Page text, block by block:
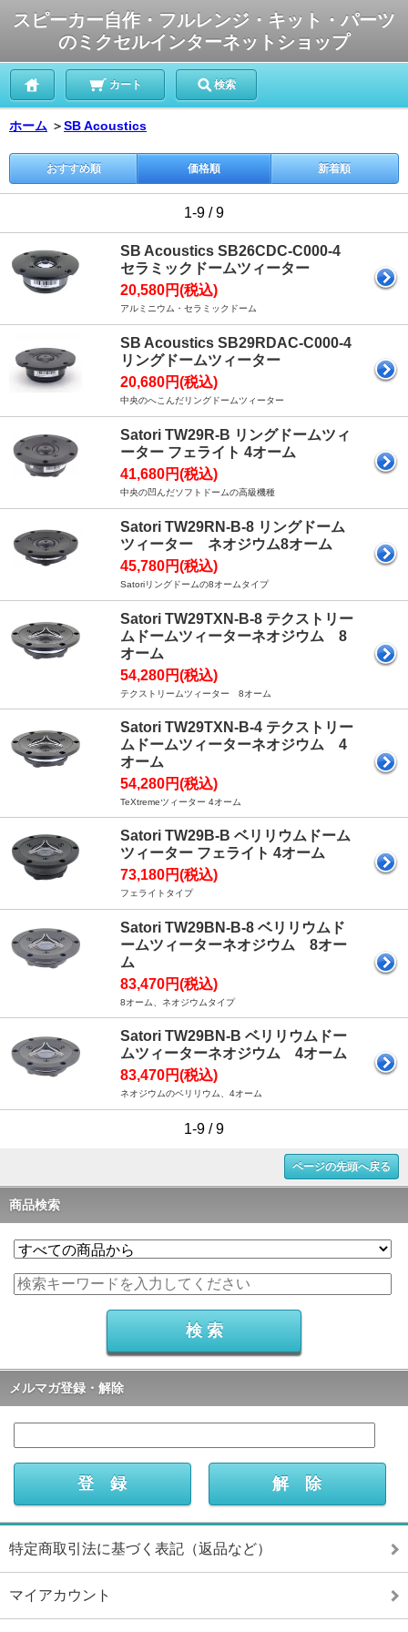
スピーカー自作・フルレンジ・キット・パーツ
のミクセルインターネットショップ
カート 検索
ホーム ＞SB Acoustics
おすすめ順 価格順 新着順
1-9 / 9
SB Acoustics SB26CDC-C000-4
セラミックドームツィーター
20,580円(税込)
アルミニウム・セラミックドーム
SB Acoustics SB29RDAC-C000-4
リングドームツィーター
20,680円(税込)
中央のへこんだリングドームツィーター
Satori TW29R-B リングドームツィ
ーター フェライト 4オーム
41,680円(税込)
中央の凹んだソフトドームの高級機種
Satori TW29RN-B-8 リングドーム
ツィーター ネオジウム8オーム
45,780円(税込)
Satoriリングドームの8オームタイプ
Satori TW29TXN-B-8 テクストリー
ムドームツィーターネオジウム 8
オーム
54,280円(税込)
テクストリームツィーター 8オーム
Satori TW29TXN-B-4 テクストリー
ムドームツィーターネオジウム 4
オーム
54,280円(税込)
TeXtremeツィーター 4オーム
Satori TW29B-B ベリリウムドーム
ツィーター フェライト 4オーム
73,180円(税込)
フェライトタイプ
Satori TW29BN-B-8 ベリリウムド
ームツィーターネオジウム 8オー
ム
83,470円(税込)
8オーム、ネオジウムタイプ
Satori TW29BN-B ベリリウムドー
ムツィーターネオジウム 4オーム
83,470円(税込)
ネオジウムのベリリウム、4オーム
1-9 / 9
ページの先頭へ戻る
商品検索
メルマガ登録・解除
特定商取引法に基づく表記（返品など）
マイアカウント